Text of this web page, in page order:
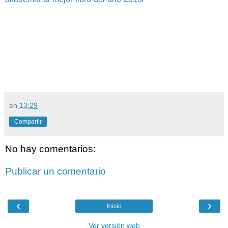
en 13:29
Compartir
No hay comentarios:
Publicar un comentario
‹ ›
Inicio
Ver versión web